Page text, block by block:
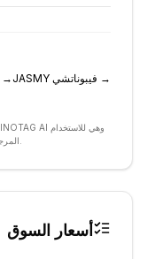
→ JASMY فيبوناتشي →
أسعار السوق